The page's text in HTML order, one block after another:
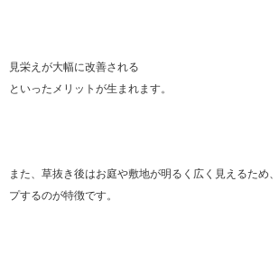
見栄えが大幅に改善される
といったメリットが生まれます。
また、草抜き後はお庭や敷地が明るく広く見えるため
プするのが特徴です。